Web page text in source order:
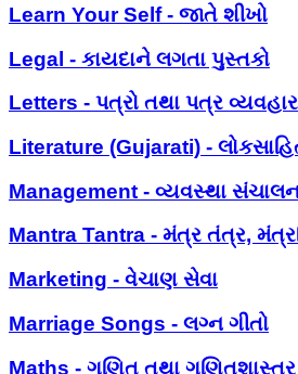
Learn Your Self - જાતે શીખો
Legal - કાયદાને લગતા પુસ્તકો
Letters - પત્રો તથા પત્ર વ્યવહાર
Literature (Gujarati) -
Management - વ્યવસ્થા
Mantra Tantra - મંત્ર તંત્ર,
Marketing - વેચાણ સેવા
Marriage Songs - લગ્ન ગીતો
Maths - ગણિત તથા ગણિતશાસ્ત્ર